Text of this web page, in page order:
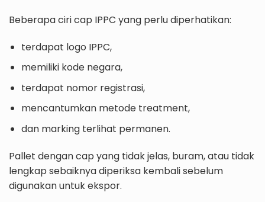
Beberapa ciri cap IPPC yang perlu diperhatikan:
terdapat logo IPPC,
memiliki kode negara,
terdapat nomor registrasi,
mencantumkan metode treatment,
dan marking terlihat permanen.
Pallet dengan cap yang tidak jelas, buram, atau tidak
lengkap sebaiknya diperiksa kembali sebelum
digunakan untuk ekspor.